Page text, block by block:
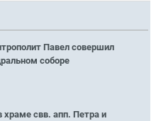
Павел совершил
соборе
храме свв. апп. Петра и